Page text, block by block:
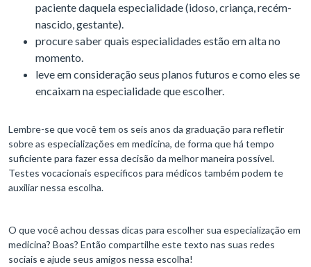
paciente daquela especialidade (idoso, criança, recém-
nascido, gestante).
procure saber quais especialidades estão em alta no
momento.
leve em consideração seus planos futuros e como eles se
encaixam na especialidade que escolher.
Lembre-se que você tem os seis anos da graduação para refletir
sobre as especializações em medicina, de forma que há tempo
suficiente para fazer essa decisão da melhor maneira possível.
Testes vocacionais específicos para médicos também podem te
auxiliar nessa escolha.
O que você achou dessas dicas para escolher sua especialização em
medicina? Boas? Então compartilhe este texto nas suas redes
sociais e ajude seus amigos nessa escolha!